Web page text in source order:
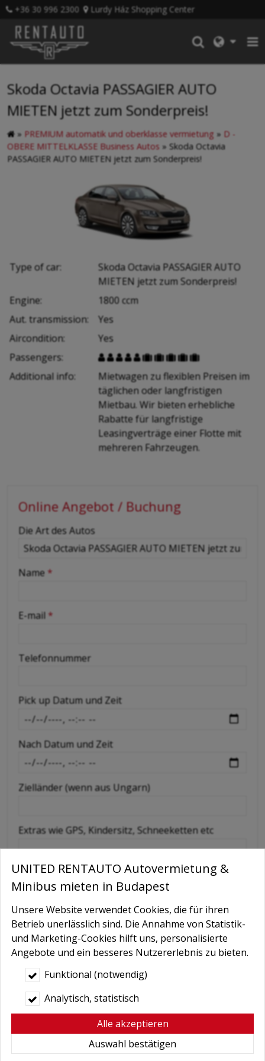
+36 30 996 2300 Lurdy Ház Shopping Center
Skoda Octavia PASSAGIER AUTO
MIETEN jetzt zum Sonderpreis!
» PREMIUM automatik und oberklasse vermietung » D -
OBERE MITTELKLASSE Business Autos » Skoda Octavia
PASSAGIER AUTO MIETEN jetzt zum Sonderpreis!
Type of car:
Skoda Octavia PASSAGIER AUTO
MIETEN jetzt zum Sonderpreis!
Engine:
1800 ccm
Aut. transmission:
Yes
Aircondition:
Yes
Passengers:
        
Additional info:
Mietwagen zu flexiblen Preisen im
täglichen oder langfristigen
Mietbau. Wir bieten erhebliche
Rabatte für langfristige
Leasingverträge einer Flotte mit
mehreren Fahrzeugen.
Online Angebot / Buchung
-
-
-
-
-
-
Die Art des Autos
Name *
E-mail *
Telefonnummer
Pick up Datum und Zeit
Nach Datum und Zeit
Zielländer (wenn aus Ungarn)
Extras wie GPS, Kindersitz, Schneeketten etc
Nachricht
Bedingungen*
Hiermit autorisiere ich die Behandlung
meiner persönlichen Daten.
Hier finden Sie:Datenschutzerklärung
UNITED RENTAUTO Autovermietung &
Minibus mieten in Budapest
Unsere Website verwendet Cookies, die für ihren
Betrieb unerlässlich sind. Die Annahme von Statistik-
und Marketing-Cookies hilft uns, personalisierte
Angebote und ein besseres Nutzererlebnis zu bieten.
Funktional (notwendig)
Analytisch, statistisch
Alle akzeptieren
Auswahl bestätigen